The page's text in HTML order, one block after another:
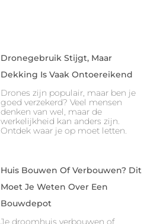
Dronegebruik Stijgt, Maar
Dekking Is Vaak Ontoereikend
Drones zijn populair, maar ben je
goed verzekerd? Veel mensen
denken van wel, maar de
werkelijkheid kan anders zijn.
Ontdek waar je op moet letten.
Huis Bouwen Of Verbouwen? Dit
Moet Je Weten Over Een
Bouwdepot
Je droomhuis verbouwen of